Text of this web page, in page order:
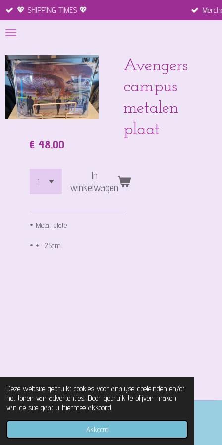
Deze website gebruikt cookies voor analyse-doeleinden en/of
het tonen van advertenties. Door gebruik te blijven maken
van de site gaat u hiermee akkoord.
Akkoord
Ga
direct
naar
hoofdinhoud
TIMES 💖 Merchandise
Avengers
campus
metalen
plaat
€ 48,00
In
winkelwagen
• Metal plate
• +- 25cm